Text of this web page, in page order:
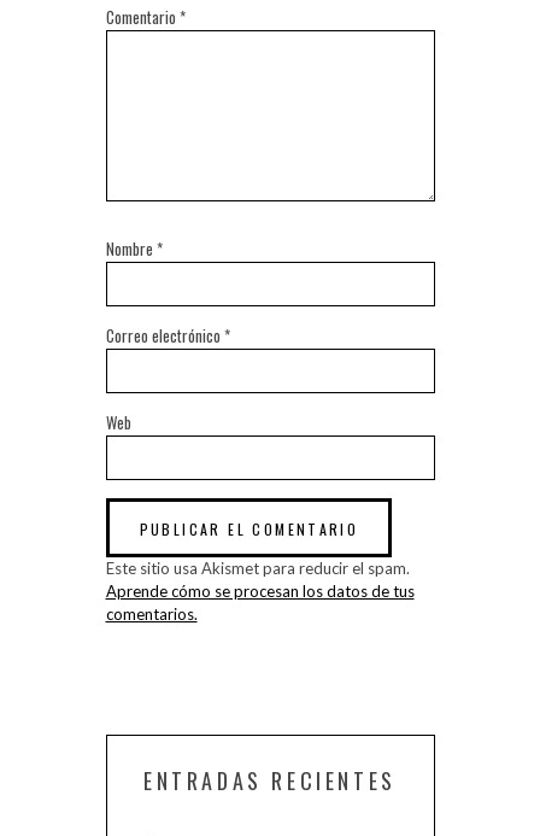
Comentario *
Nombre *
Correo electrónico *
Web
Este sitio usa Akismet para reducir el spam.
Aprende cómo se procesan los datos de tus
comentarios.
ENTRADAS RECIENTES